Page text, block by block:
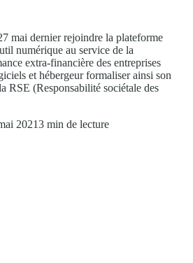
mai dernier rejoindre la plateforme
numérique au service de la
extra-financière des entreprises
et hébergeur formaliser ainsi son
RSE (Responsabilité sociétale des
20213 min de lecture